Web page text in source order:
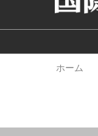
て
ホーム